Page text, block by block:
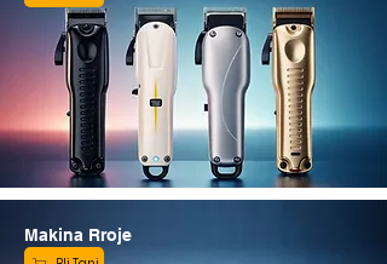
Makina Rroje